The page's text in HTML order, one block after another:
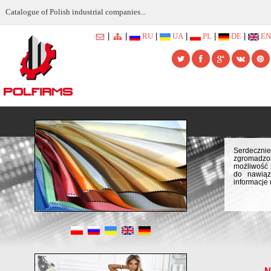
Catalogue of Polish industrial companies...
RU UA PL DE EN
możliwość
do
informacje